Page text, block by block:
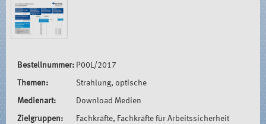
Bestellnummer: P00L/2017
Themen: Strahlung, optische
Medienart: Download Medien
Zielgruppen: Fachkräfte, Fachkräfte für Arbeitssicherheit